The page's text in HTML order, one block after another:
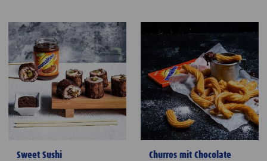
Sweet Sushi
Churros mit Chocolate